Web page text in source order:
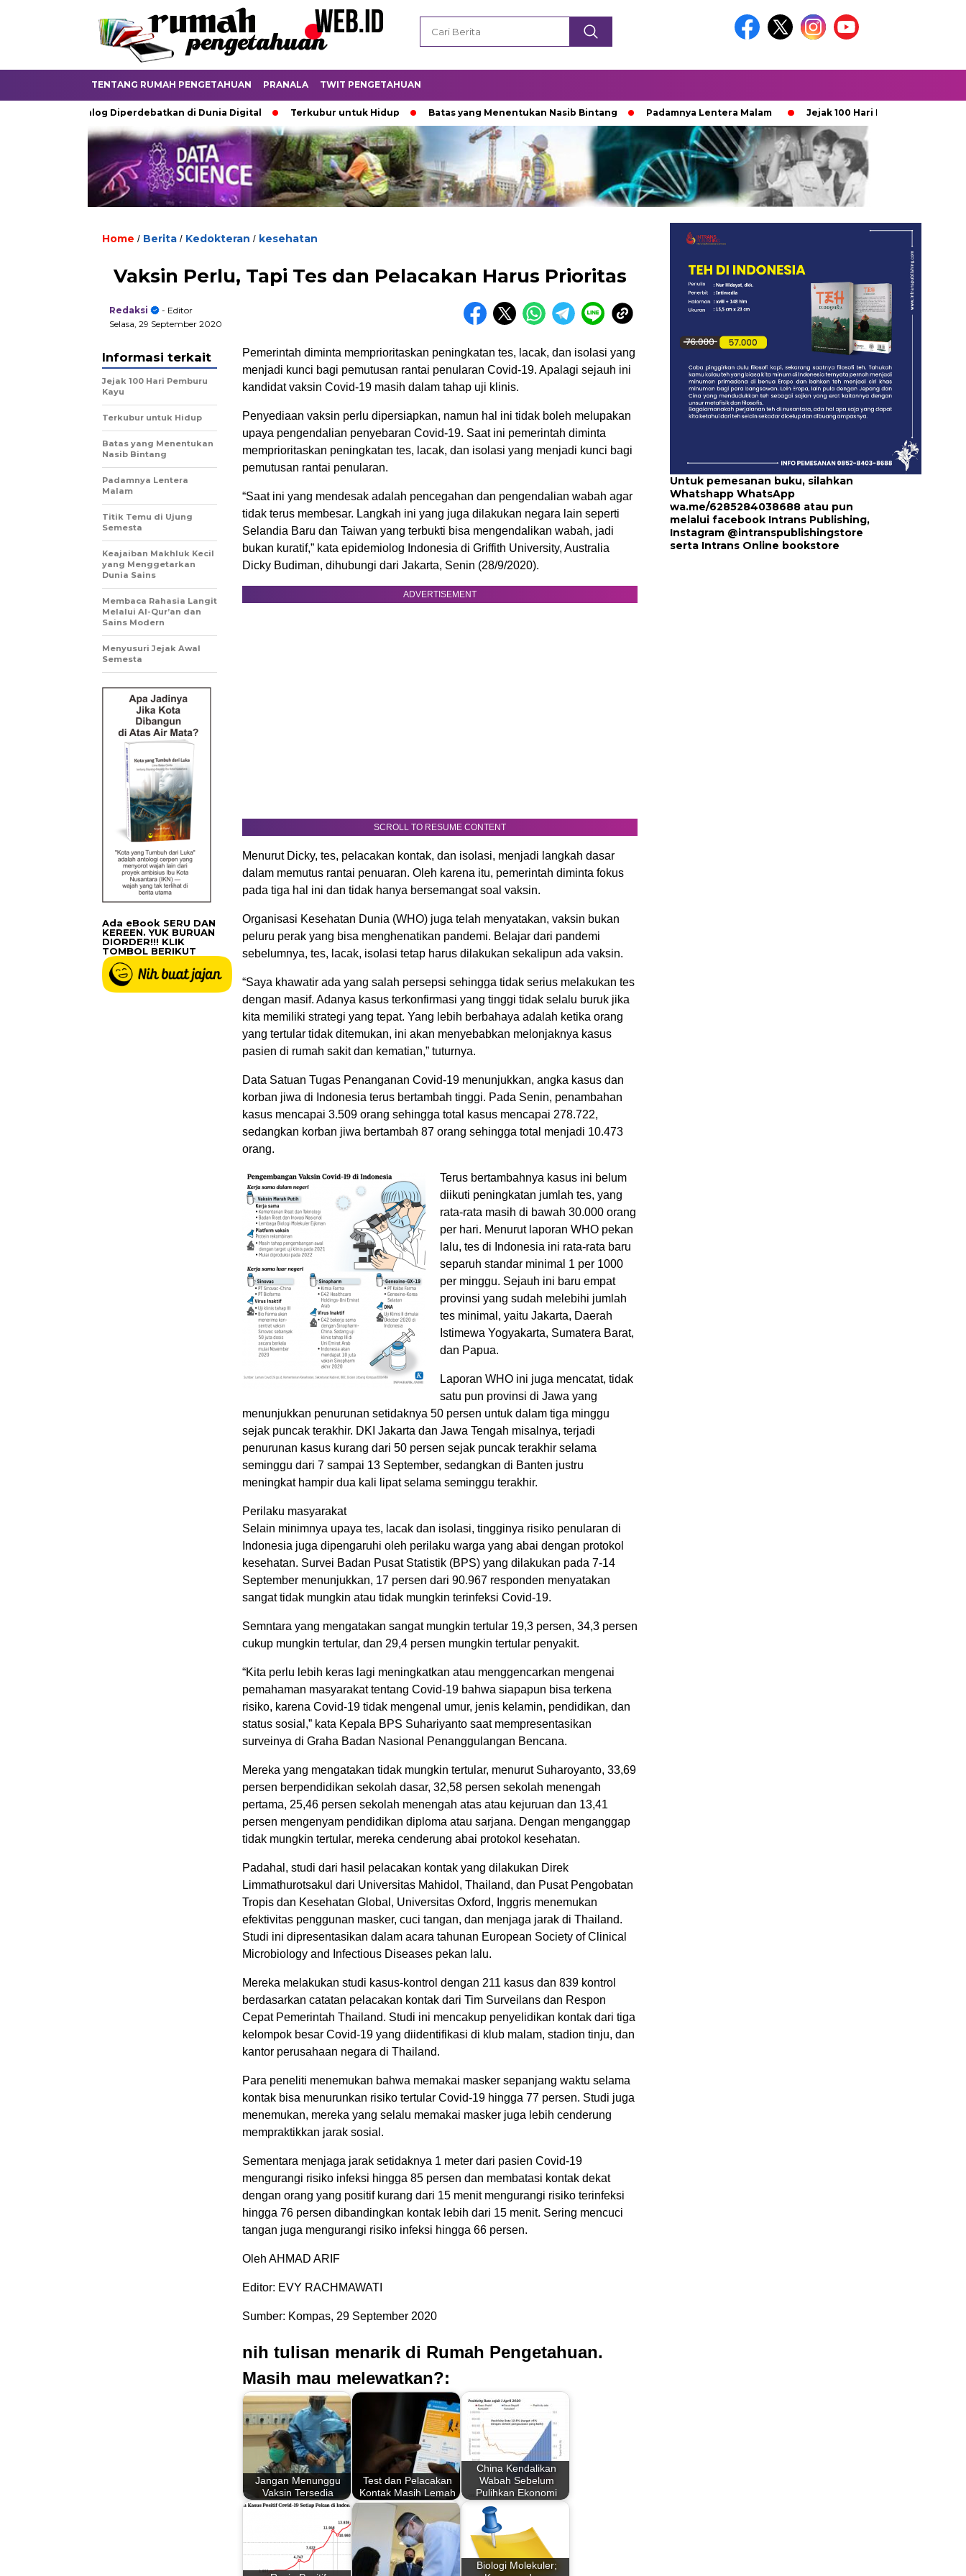
TENTANG RUMAH PENGETAHUAN PRANALA TWIT PENGETAHUAN
Analog Diperdebatkan di Dunia Digital Terkubur untuk Hidup Batas yang Menentukan Nasib Bintang Padamnya Lentera Malam Jejak 100 Hari Pemburu Kayu
Home / Berita / Kedokteran / kesehatan
Vaksin Perlu, Tapi Tes dan Pelacakan Harus Prioritas
Redaksi
- Editor
Selasa, 29 September 2020
Pemerintah diminta memprioritaskan peningkatan tes, lacak, dan isolasi yang
menjadi kunci bagi pemutusan rantai penularan Covid-19. Apalagi sejauh ini
kandidat vaksin Covid-19 masih dalam tahap uji klinis.
Penyediaan vaksin perlu dipersiapkan, namun hal ini tidak boleh melupakan
upaya pengendalian penyebaran Covid-19. Saat ini pemerintah diminta
memprioritaskan peningkatan tes, lacak, dan isolasi yang menjadi kunci bagi
pemutusan rantai penularan.
“Saat ini yang mendesak adalah pencegahan dan pengendalian wabah agar
tidak terus membesar. Langkah ini yang juga dilakukan negara lain seperti
Selandia Baru dan Taiwan yang terbukti bisa mengendalikan wabah, jadi
bukan kuratif,” kata epidemiolog Indonesia di Griffith University, Australia
Dicky Budiman, dihubungi dari Jakarta, Senin (28/9/2020).
ADVERTISEMENT
SCROLL TO RESUME CONTENT
Menurut Dicky, tes, pelacakan kontak, dan isolasi, menjadi langkah dasar
dalam memutus rantai penuaran. Oleh karena itu, pemerintah diminta fokus
pada tiga hal ini dan tidak hanya bersemangat soal vaksin.
Organisasi Kesehatan Dunia (WHO) juga telah menyatakan, vaksin bukan
peluru perak yang bisa menghenatikan pandemi. Belajar dari pandemi
sebelumnya, tes, lacak, isolasi tetap harus dilakukan sekalipun ada vaksin.
“Saya khawatir ada yang salah persepsi sehingga tidak serius melakukan tes
dengan masif. Adanya kasus terkonfirmasi yang tinggi tidak selalu buruk jika
kita memiliki strategi yang tepat. Yang lebih berbahaya adalah ketika orang
yang tertular tidak ditemukan, ini akan menyebabkan melonjaknya kasus
pasien di rumah sakit dan kematian,” tuturnya.
Data Satuan Tugas Penanganan Covid-19 menunjukkan, angka kasus dan
korban jiwa di Indonesia terus bertambah tinggi. Pada Senin, penambahan
kasus mencapai 3.509 orang sehingga total kasus mencapai 278.722,
sedangkan korban jiwa bertambah 87 orang sehingga total menjadi 10.473
orang.
Terus bertambahnya kasus ini belum
diikuti peningkatan jumlah tes, yang
rata-rata masih di bawah 30.000 orang
per hari. Menurut laporan WHO pekan
lalu, tes di Indonesia ini rata-rata baru
separuh standar minimal 1 per 1000
per minggu. Sejauh ini baru empat
provinsi yang sudah melebihi jumlah
tes minimal, yaitu Jakarta, Daerah
Istimewa Yogyakarta, Sumatera Barat,
dan Papua.
Laporan WHO ini juga mencatat, tidak
satu pun provinsi di Jawa yang
menunjukkan penurunan setidaknya 50 persen untuk dalam tiga minggu
sejak puncak terakhir. DKI Jakarta dan Jawa Tengah misalnya, terjadi
penurunan kasus kurang dari 50 persen sejak puncak terakhir selama
seminggu dari 7 sampai 13 September, sedangkan di Banten justru
meningkat hampir dua kali lipat selama seminggu terakhir.
Perilaku masyarakat
Selain minimnya upaya tes, lacak dan isolasi, tingginya risiko penularan di
Indonesia juga dipengaruhi oleh perilaku warga yang abai dengan protokol
kesehatan. Survei Badan Pusat Statistik (BPS) yang dilakukan pada 7-14
September menunjukkan, 17 persen dari 90.967 responden menyatakan
sangat tidak mungkin atau tidak mungkin terinfeksi Covid-19.
Semntara yang mengatakan sangat mungkin tertular 19,3 persen, 34,3 persen
cukup mungkin tertular, dan 29,4 persen mungkin tertular penyakit.
“Kita perlu lebih keras lagi meningkatkan atau menggencarkan mengenai
pemahaman masyarakat tentang Covid-19 bahwa siapapun bisa terkena
risiko, karena Covid-19 tidak mengenal umur, jenis kelamin, pendidikan, dan
status sosial,” kata Kepala BPS Suhariyanto saat mempresentasikan
surveinya di Graha Badan Nasional Penanggulangan Bencana.
Mereka yang mengatakan tidak mungkin tertular, menurut Suharoyanto, 33,69
persen berpendidikan sekolah dasar, 32,58 persen sekolah menengah
pertama, 25,46 persen sekolah menengah atas atau kejuruan dan 13,41
persen mengenyam pendidikan diploma atau sarjana. Dengan menganggap
tidak mungkin tertular, mereka cenderung abai protokol kesehatan.
Padahal, studi dari hasil pelacakan kontak yang dilakukan Direk
Limmathurotsakul dari Universitas Mahidol, Thailand, dan Pusat Pengobatan
Tropis dan Kesehatan Global, Universitas Oxford, Inggris menemukan
efektivitas penggunan masker, cuci tangan, dan menjaga jarak di Thailand.
Studi ini dipresentasikan dalam acara tahunan European Society of Clinical
Microbiology and Infectious Diseases pekan lalu.
Mereka melakukan studi kasus-kontrol dengan 211 kasus dan 839 kontrol
berdasarkan catatan pelacakan kontak dari Tim Surveilans dan Respon
Cepat Pemerintah Thailand. Studi ini mencakup penyelidikan kontak dari tiga
kelompok besar Covid-19 yang diidentifikasi di klub malam, stadion tinju, dan
kantor perusahaan negara di Thailand.
Para peneliti menemukan bahwa memakai masker sepanjang waktu selama
kontak bisa menurunkan risiko tertular Covid-19 hingga 77 persen. Studi juga
menemukan, mereka yang selalu memakai masker juga lebih cenderung
mempraktikkan jarak sosial.
Sementara menjaga jarak setidaknya 1 meter dari pasien Covid-19
mengurangi risiko infeksi hingga 85 persen dan membatasi kontak dekat
dengan orang yang positif kurang dari 15 menit mengurangi risiko terinfeksi
hingga 76 persen dibandingkan kontak lebih dari 15 menit. Sering mencuci
tangan juga mengurangi risiko infeksi hingga 66 persen.
Oleh AHMAD ARIF
Editor: EVY RACHMAWATI
Sumber: Kompas, 29 September 2020
nih tulisan menarik di Rumah Pengetahuan.
Masih mau melewatkan?:
Jangan Menunggu
Vaksin Tersedia
Test dan Pelacakan
Kontak Masih Lemah
China Kendalikan
Wabah Sebelum
Pulihkan Ekonomi
Biologi Molekuler;
Informasi terkait
Jejak 100 Hari Pemburu
Kayu
Terkubur untuk Hidup
Batas yang Menentukan
Nasib Bintang
Padamnya Lentera
Malam
Titik Temu di Ujung
Semesta
Keajaiban Makhluk Kecil
yang Menggetarkan
Dunia Sains
Membaca Rahasia Langit
Melalui Al-Qur’an dan
Sains Modern
Menyusuri Jejak Awal
Semesta
Ada eBook SERU DAN
KEREEN. YUK BURUAN
DIORDER!!! KLIK
TOMBOL BERIKUT
Untuk pemesanan buku, silahkan
Whatshapp WhatsApp
wa.me/6285284038688 atau pun
melalui facebook Intrans Publishing,
Instagram @intranspublishingstore
serta Intrans Online bookstore